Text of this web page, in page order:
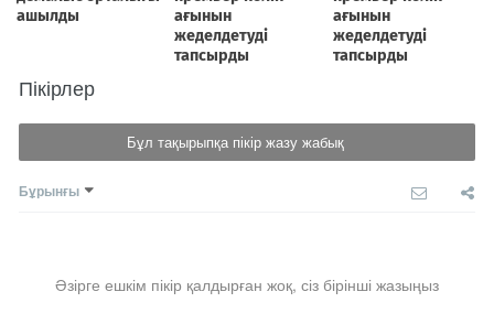
Пікірлер
Бұл тақырыпқа пікір жазу жабық
Бұрынғы
Әзірге ешкім пікір қалдырған жоқ, сіз бірінші жазыңыз